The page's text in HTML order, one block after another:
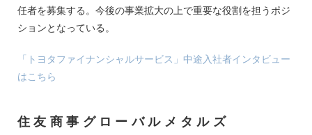
任者を募集する。今後の事業拡大の上で重要な役割を担うポジ
ションとなっている。
「トヨタファイナンシャルサービス」中途入社者インタビュー
はこちら
住友商事グローバルメタルズ